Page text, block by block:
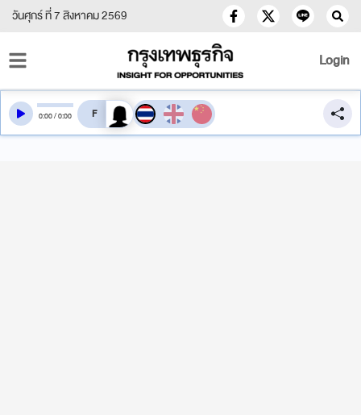
วันศุกร์ ที่ 7 สิงหาคม 2569
Login
0:00/0:00 สลับเสียงอ่าน